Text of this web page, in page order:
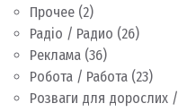
Прочее (2)
Радіо / Радио (26)
Реклама (36)
Робота / Работа (23)
Розваги для дорослих /